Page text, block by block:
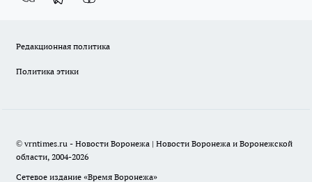
Редакционная политика
Политика этики
© vrntimes.ru - Новости Воронежа | Новости Воронежа и Воронежской
области, 2004-2026
Сетевое издание «Время Воронежа»